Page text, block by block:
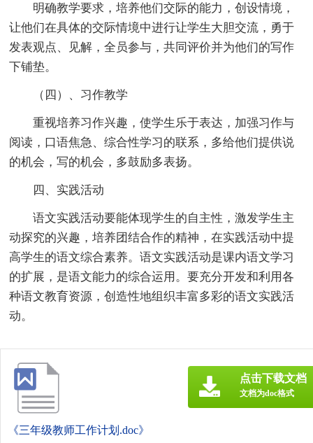
明确教学要求，培养他们交际的能力，创设情境，
让他们在具体的交际情境中进行让学生大胆交流，勇于
发表观点、见解，全员参与，共同评价并为他们的写作
下铺垫。
（四）、习作教学
重视培养习作兴趣，使学生乐于表达，加强习作与
阅读，口语焦急、综合性学习的联系，多给他们提供说
的机会，写的机会，多鼓励多表扬。
四、实践活动
语文实践活动要能体现学生的自主性，激发学生主
动探究的兴趣，培养团结合作的精神，在实践活动中提
高学生的语文综合素养。语文实践活动是课内语文学习
的扩展，是语文能力的综合运用。要充分开发和利用各
种语文教育资源，创造性地组织丰富多彩的语文实践活
动。
《三年级教师工作计划.doc》
点击下载文档
文档为doc格式